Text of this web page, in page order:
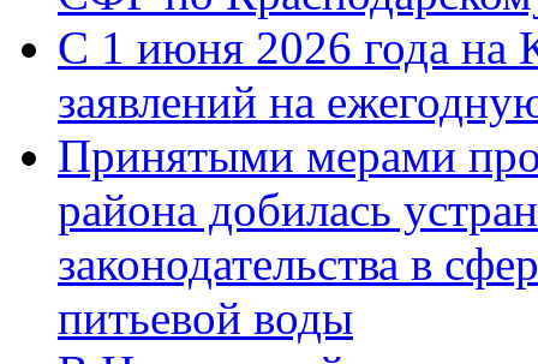
С 1 июня 2026 года на
заявлений на
Принятыми мерами
района добилась
законодательства в
питьевой воды